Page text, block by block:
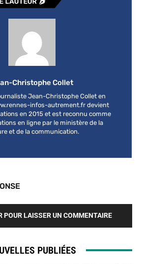
Christophe Collet
Jean-Christophe Collet en
infos-autrement.fr devient
en 2015 et est reconnu comme
en ligne par le ministère de la
et de la communication.
POUR LAISSER UN COMMENTAIRE
PUBLIÉES